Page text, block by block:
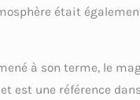
était
à son terme, le
est une référence